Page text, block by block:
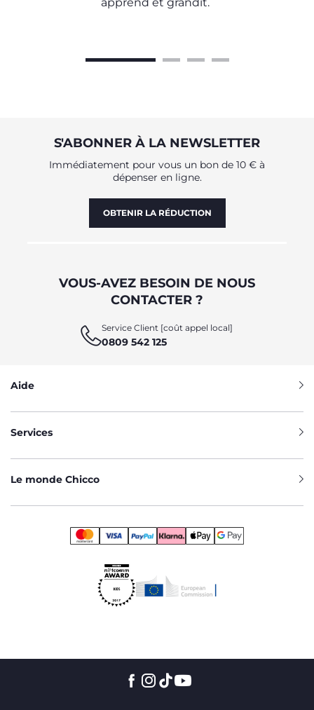
S'ABONNER À LA NEWSLETTER
Immédiatement pour vous un bon de 10 € à
dépenser en ligne.
OBTENIR LA RÉDUCTION
VOUS-AVEZ BESOIN DE NOUS
CONTACTER ?
Service Client [coût appel local]
0809 542 125
Aide
Services
Le monde Chicco